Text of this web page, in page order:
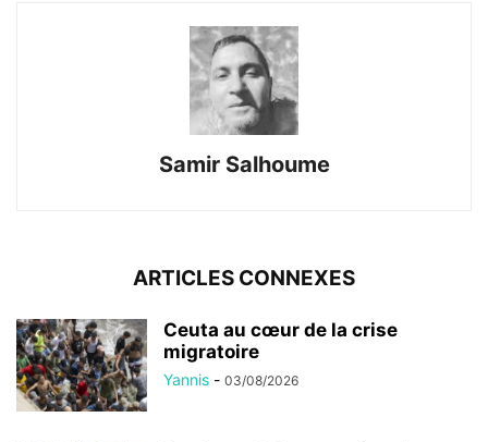
Samir Salhoume
ARTICLES CONNEXES
Ceuta au cœur de la crise
migratoire
Yannis - 03/08/2026